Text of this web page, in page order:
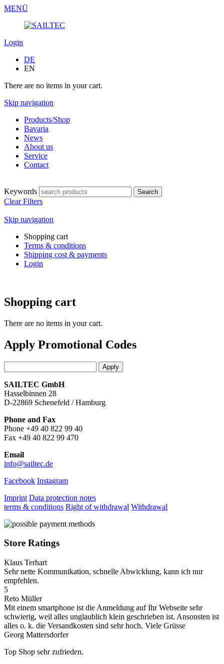
MENÜ
Login
DE
EN
There are no items in your cart.
Skip navigation
Products/Shop
Bavaria
News
About us
Service
Contact
Keywords
Clear Filters
Skip navigation
Shopping cart
Terms & conditions
Shipping cost & payments
Login
Shopping cart
There are no items in your cart.
Apply Promotional Codes
SAILTEC GmbH
Hasselbinnen 28
D-22869 Schenefeld / Hamburg
Phone and Fax
Phone +49 40 822 99 40
Fax +49 40 822 99 470
Email
info@sailtec.de
Facebook Instagram
Imprint Data protection notes
terms & conditions Right of withdrawal Withdrawal
Store Ratings
Klaus Terhart
Sehr nette Kommunikation, schnelle Abwicklung, kann ich nur
empfehlen.
5
Reto Müller
Mit einem smartphone ist die Anmeldung auf Ihr Webseite sehr
schwierig, weil alles unglaublich klein geschrieben ist. Ansonsten ist
alles o. k. die Versandkosten sind sehr hoch. Viele Grüsse
Georg Mattersdorfer
Top Shop sehr zufrieden.